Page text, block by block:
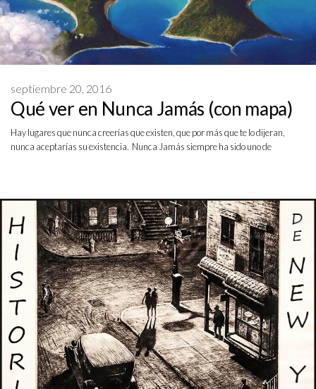
Qué ver en Nunca Jamás (con mapa)
septiembre 20, 2016
Hay lugares que nunca creerías que existen, que por más que te lo dijeran,
nunca aceptarías su existencia. Nunca Jamás siempre ha sido uno de